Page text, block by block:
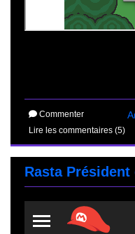
Commenter
Lire les commentaires (5)
Rasta